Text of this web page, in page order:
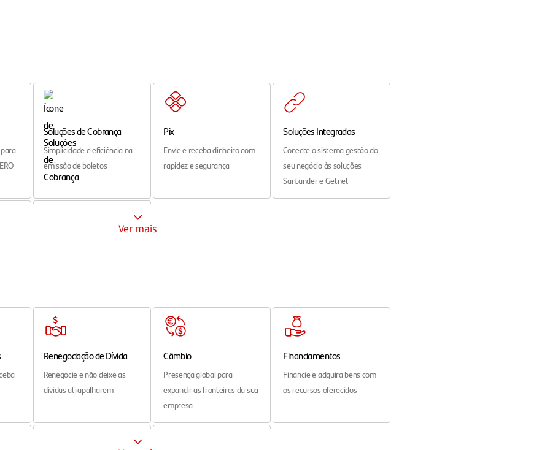
Soluções de Cobrança
Simplicidade e eficiência na
emissão de boletos
Pix
Envie e receba dinheiro com
rapidez e segurança
Soluções Integradas
Conecte o sistema gestão do
seu negócio às soluções
Santander e Getnet
Ver mais
Renegociação de Dívida
Renegocie e não deixe as
dívidas atrapalharem
Câmbio
Presença global para
expandir as fronteiras da sua
empresa
Financiamentos
Financie e adquira bens com
os recursos oferecidos